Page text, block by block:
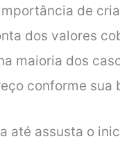
de
dos valores
maioria dos
conforme sua
até assusta o